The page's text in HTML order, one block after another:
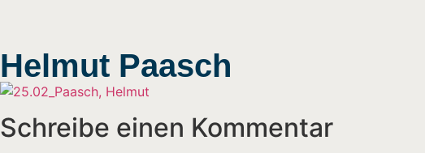
Helmut Paasch
Schreibe einen Kommentar